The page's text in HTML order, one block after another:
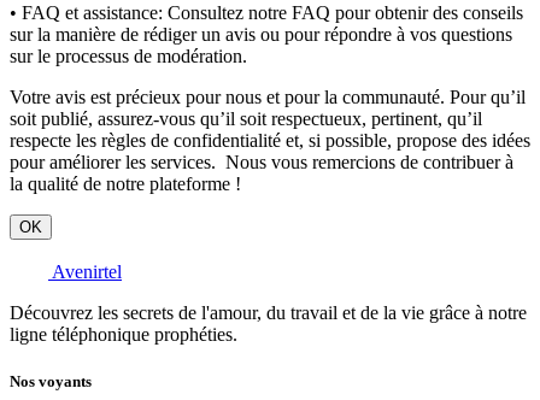
• FAQ et assistance: Consultez notre FAQ pour obtenir des conseils
sur la manière de rédiger un avis ou pour répondre à vos questions
sur le processus de modération.
Votre avis est précieux pour nous et pour la communauté. Pour qu’il
soit publié, assurez-vous qu’il soit respectueux, pertinent, qu’il
respecte les règles de confidentialité et, si possible, propose des idées
pour améliorer les services. Nous vous remercions de contribuer à
la qualité de notre plateforme !
OK
Avenirtel
Découvrez les secrets de l'amour, du travail et de la vie grâce à notre
ligne téléphonique prophéties.
Nos voyants